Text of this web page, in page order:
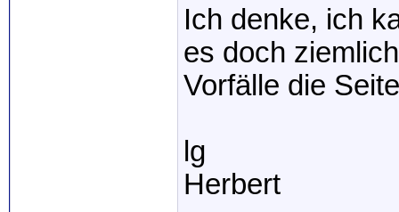
Ich denke, ich
es doch
Vorfälle die
lg
Herbert